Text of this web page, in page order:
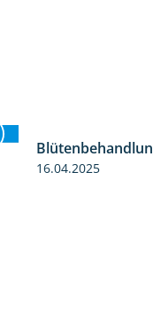
16.04.2025